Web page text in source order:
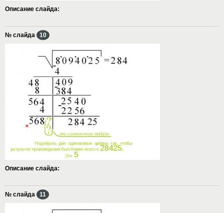
Описание слайда:
№ слайда 10
Описание слайда:
№ слайда 11